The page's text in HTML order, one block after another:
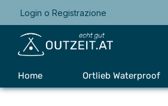
Passa alla navigazione principale
Login o Registrazione
Home Ortlieb Waterproof